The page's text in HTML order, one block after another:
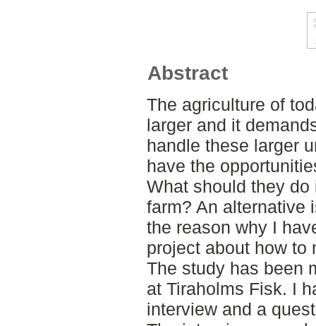
Abstract
The agriculture of
larger and it
handle these larger
have the
What should they
farm? An alternative
the reason why I
project about how to
The study has been
at Tiraholms Fisk. I
interview and a